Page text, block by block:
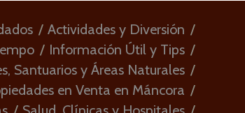
Actividades y Diversión
Información Útil y Tips
Santuarios y Áreas Naturales
en Venta en Máncora